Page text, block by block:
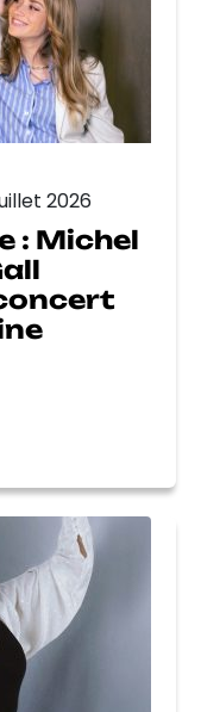
2026
: Michel